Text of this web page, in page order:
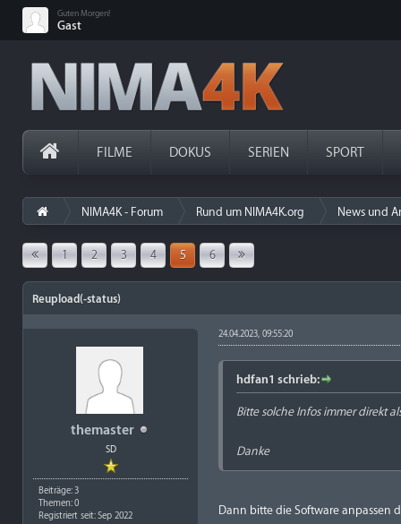
Guten Morgen!
Gast
FILME DOKUS SERIEN SPORT
NIMA4K - Forum Rund um NIMA4K.org News und
1 2 3 4 5 6
Reupload(-status)
themaster
SD
Beiträge: 3
Themen: 0
Registriert seit: Sep 2022
24.04.2023, 09:55:20
hdfan1 schrieb:
Bitte solche Infos immer direkt
Danke
Dann bitte die Software anpassen